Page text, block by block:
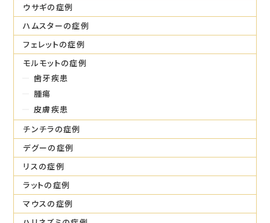
ウサギの症例
ハムスターの症例
フェレットの症例
モルモットの症例
歯牙疾患
腫瘍
皮膚疾患
チンチラの症例
デグーの症例
リスの症例
ラットの症例
マウスの症例